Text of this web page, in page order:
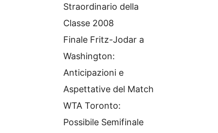
Straordinario della
Classe 2008
Finale Fritz-Jodar a
Washington:
Anticipazioni e
Aspettative del Match
WTA Toronto:
Possibile Semifinale